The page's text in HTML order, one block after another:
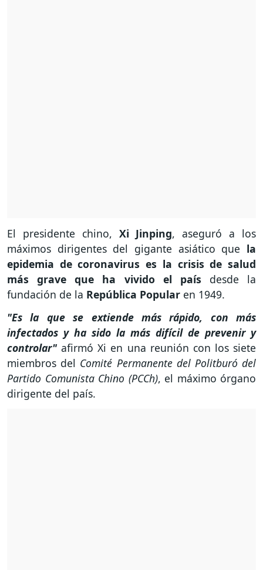
El presidente chino, Xi Jinping, aseguró a los
máximos dirigentes del gigante asiático que la
epidemia de coronavirus es la crisis de salud
más grave que ha vivido el país desde la
fundación de la República Popular en 1949.
"Es la que se extiende más rápido, con más
infectados y ha sido la más difícil de prevenir y
controlar" afirmó Xi en una reunión con los siete
miembros del Comité Permanente del Politburó del
Partido Comunista Chino (PCCh), el máximo órgano
dirigente del país.